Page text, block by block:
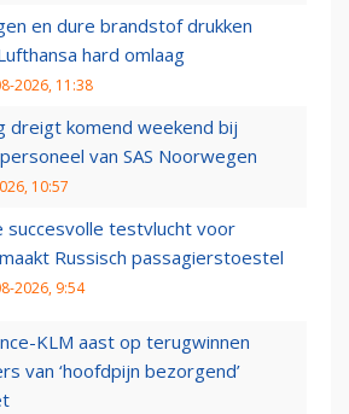
en dure brandstof drukken
hard omlaag
2026, 11:38
dreigt komend weekend bij
van SAS Noorwegen
10:57
succesvolle testvlucht voor
Russisch passagierstoestel
2026, 9:54
KLM aast op terugwinnen
van ‘hoofdpijn bezorgend’